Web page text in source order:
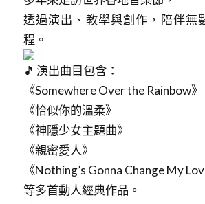
透過演出、教學與創作，陪伴無
程。
演出曲目包含：
《Somewhere Over the Rainbow》
《恰似你的溫柔》
《神隱少女主題曲》
《親密愛人》
《Nothing’s Gonna Change My
等多首動人經典作品。